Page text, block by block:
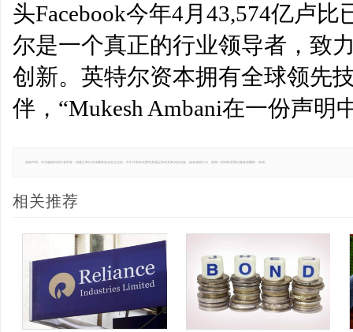
头Facebook今年4月43,574亿卢
尔是一个真正的行业领导者，致
创新。英特尔资本拥有全球领先
伴，“Mukesh Ambani在一份声明
免责声明：本文版权归原作者所有，转载文章仅为传播更多信息之目的，并不代表本站赞同其观点和对其真实性负责。如有侵权行为，请第一时间联系我们修改或删除，多谢。
相关推荐